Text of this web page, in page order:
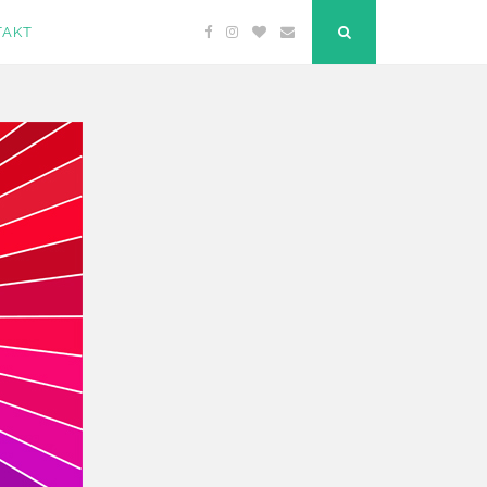
FacebookInstagram
Bloglovin
Email